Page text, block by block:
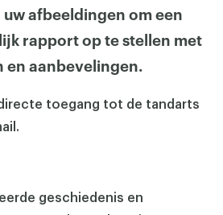
afbeeldingen om een
rapport op te stellen met
en aanbevelingen.
toegang tot de tandarts
geschiedenis en